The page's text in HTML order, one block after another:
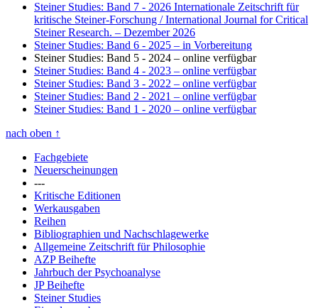
Steiner Studies: Band 7 - 2026 Internationale Zeitschrift für
kritische Steiner-Forschung / International Journal for Critical
Steiner Research. – Dezember 2026
Steiner Studies: Band 6 - 2025 – in Vorbereitung
Steiner Studies: Band 5 - 2024 – online verfügbar
Steiner Studies: Band 4 - 2023 – online verfügbar
Steiner Studies: Band 3 - 2022 – online verfügbar
Steiner Studies: Band 2 - 2021 – online verfügbar
Steiner Studies: Band 1 - 2020 – online verfügbar
nach oben ↑
Fachgebiete
Neuerscheinungen
---
Kritische Editionen
Werkausgaben
Reihen
Bibliographien und Nachschlagewerke
Allgemeine Zeitschrift für Philosophie
AZP Beihefte
Jahrbuch der Psychoanalyse
JP Beihefte
Steiner Studies